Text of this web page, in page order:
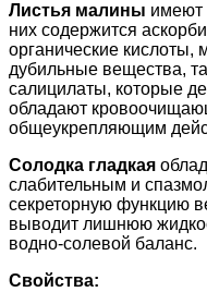
Листья малины имеют
них содержится
органические
дубильные вещества,
салицилаты, которые
обладают
общеукрепляющим
Солодка гладкая
слабительным и
секреторную функцию
выводит лишнюю
водно-солевой баланс.
Свойства: